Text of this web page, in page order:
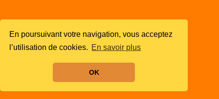
En poursuivant votre navigation, vous acceptez
l’utilisation de cookies. En savoir plus
OK